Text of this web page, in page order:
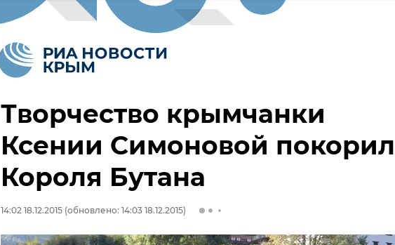
Творчество крымчанки
Ксении Симоновой
Короля Бутана
14:02 18.12.2015 (обновлено: 14:03 18.12.2015)